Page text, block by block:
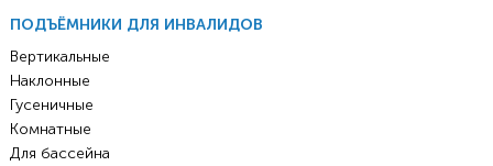
ПОДЪЁМНИКИ ДЛЯ ИНВАЛИДОВ
Вертикальные
Наклонные
Гусеничные
Комнатные
Для бассейна